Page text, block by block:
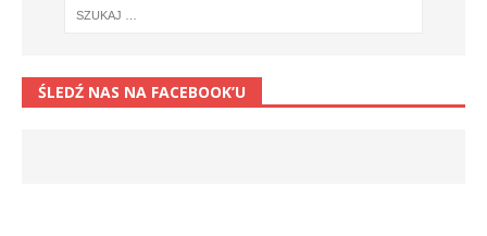
ŚLEDŹ NAS NA FACEBOOK’U